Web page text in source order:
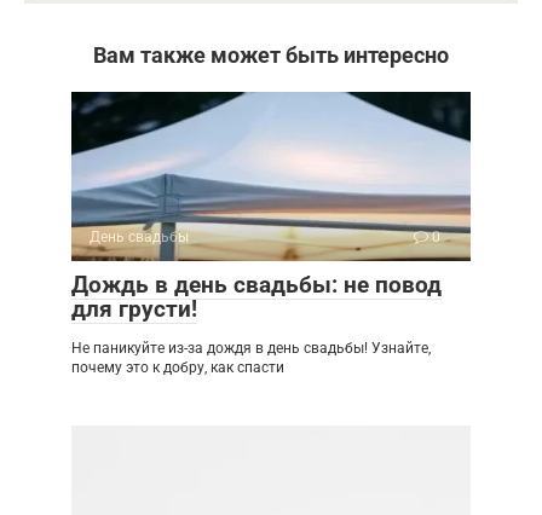
Вам также может быть интересно
День свадьбы 0
Дождь в день свадьбы: не повод
для грусти!
Не паникуйте из-за дождя в день свадьбы! Узнайте,
почему это к добру, как спасти